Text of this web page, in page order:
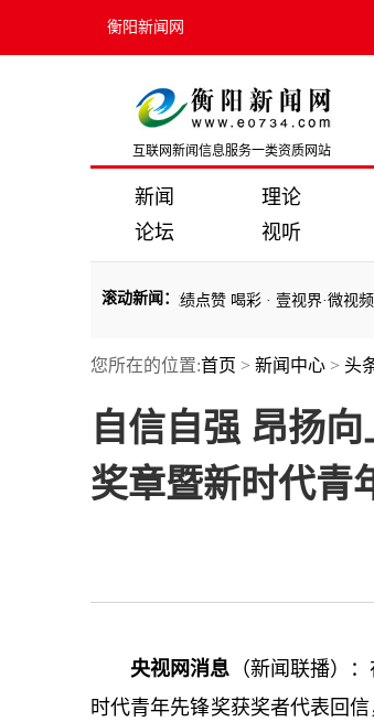
衡阳新闻网
互联网新闻信息服务一类资质网站
新闻 理论
论坛
视听
滚动新闻 ：
年取得的成就和成绩点赞 喝彩 ·壹视界·微视频｜
年取得的成就和成绩点赞 喝彩 · 壹视界·微视频｜温
您所在的位置:首页 > 新闻中心 > 头
自信自强 昂扬
奖章暨新时代青
央视网消息 （新闻联播）
时代青年先锋奖获奖者代表回